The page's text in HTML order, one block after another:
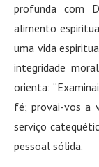
profunda com
alimento
uma vida
integridade
orienta:
fé; provai-vos a
serviço
pessoal sólida.